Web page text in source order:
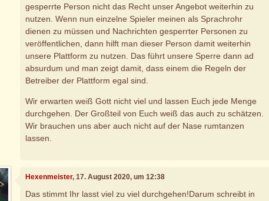
gesperrte Person nicht das Recht unser Angebot weiterhin zu
nutzen. Wenn nun einzelne Spieler meinen als Sprachrohr
dienen zu müssen und Nachrichten gesperrter Personen zu
veröffentlichen, dann hilft man dieser Person damit weiterhin
unsere Plattform zu nutzen. Das führt unsere Sperre dann ad
absurdum und man zeigt damit, dass einem die Regeln der
Betreiber der Plattform egal sind.
Wir erwarten weiß Gott nicht viel und lassen Euch jede Menge
durchgehen. Der Großteil von Euch weiß das auch zu schätzen.
Wir brauchen uns aber auch nicht auf der Nase rumtanzen
lassen.
Hexenmeister, 17. August 2020, um 12:38
Das stimmt Ihr lasst viel zu viel durchgehen!Darum schreibt in